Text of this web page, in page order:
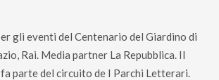
gli eventi del Centenario del Giardino di
Rai. Media partner La Repubblica. Il
parte del circuito de I Parchi Letterari.